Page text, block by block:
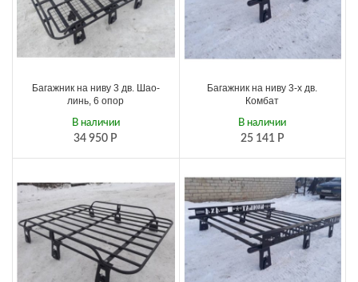
Багажник на ниву 3 дв. Шао-
линь, 6 опор
34 950 Р
В наличии
Багажник на ниву 3-х дв.
Комбат
25 141 Р
В наличии